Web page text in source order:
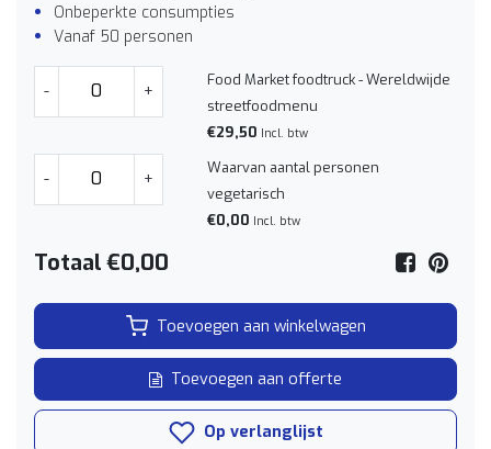
Onbeperkte consumpties
Vanaf 50 personen
- +
Food Market foodtruck - Wereldwijde
streetfoodmenu
€29,50 Incl. btw
- +
Waarvan aantal personen
vegetarisch
€0,00 Incl. btw
Totaal€0,00
Toevoegen aan winkelwagen
Toevoegen aan offerte
Op verlanglijst